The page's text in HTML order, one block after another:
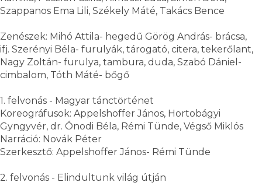
Szappanos Ema Lili, Székely Máté, Takács Bence
Zenészek: Mihó Attila- hegedű Görög András- brácsa,
ifj. Szerényi Béla- furulyák, tárogató, citera, tekerőlant,
Nagy Zoltán- furulya, tambura, duda, Szabó Dániel-
cimbalom, Tóth Máté- bőgő
1. felvonás - Magyar tánctörténet
Koreográfusok: Appelshoffer János, Hortobágyi
Gyngyvér, dr. Ónodi Béla, Rémi Tünde, Végső Miklós
Narráció: Novák Péter
Szerkesztő: Appelshoffer János- Rémi Tünde
2. felvonás - Elindultunk világ útján